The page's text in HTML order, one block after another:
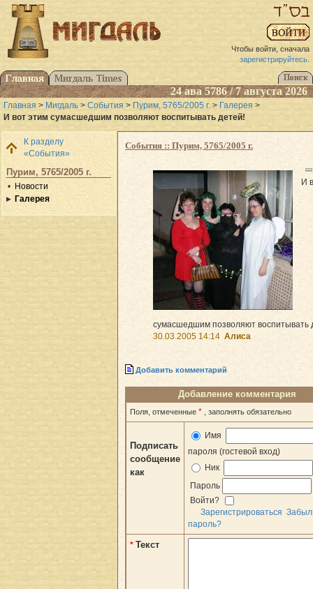
Чтобы войти, сначала
зарегистрируйтесь.
24 ава 5786 / 7 августа 2026
Главная > Мигдаль > События > Пурим, 5765/2005 г. > Галерея >
И вот этим сумасшедшим позволяют воспитывать детей!
К разделу
«События»
Пурим, 5765/2005 г.
Новости
Галерея
События :: Пурим, 5765/2005 г.
И
сумасшедшим позволяют воспитывать
30.03.2005 14:14 Алиса
Добавить комментарий
Добавление комментария
Поля, отмеченные * , заполнять обязательно
Подписать
сообщение
как
Имя
пароля (гостевой вход)
Ник
Пароль
Войти?
Зарегистрироваться
пароль?
* Текст